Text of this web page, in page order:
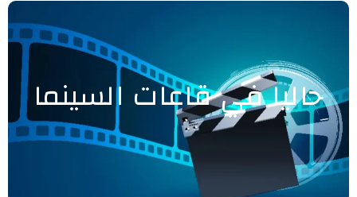
حاليا في قاعات السينما